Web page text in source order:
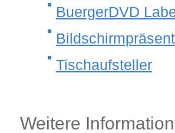
BuergerDVD
Tischaufsteller
Weitere